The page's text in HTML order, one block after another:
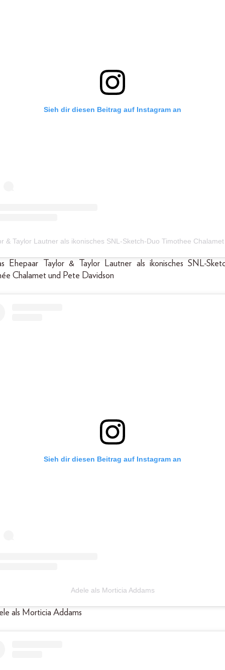
Sieh dir diesen Beitrag auf Instagram an
Ehepaar Taylor & Taylor Lautner als ikonisches SNL-
Chalamet und Pete Davidson
Sieh dir diesen Beitrag auf Instagram an
Adele als Morticia Addams
als Morticia Addams